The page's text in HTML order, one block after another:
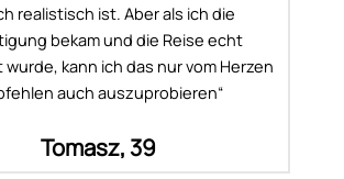
realistisch ist. Aber als ich die
bekam und die Reise echt
kann ich das nur vom Herzen
auch auszuprobieren“
Tomasz, 39